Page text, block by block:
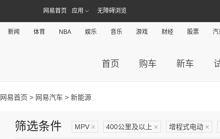
网易首页 应用 无障碍浏览
新闻 体育 NBA 娱乐 音乐 游戏 财经 股票 汽
首页 购车 新车
网易首页 > 网易汽车 > 新能源
筛选条件 MPV × 400公里及以上 × 增程式电动 ×